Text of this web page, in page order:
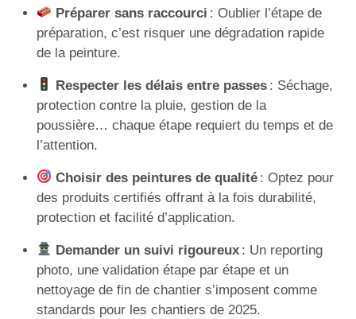
Préparer sans raccourci : Oublier l’étape de
préparation, c’est risquer une dégradation rapide
de la peinture.
Respecter les délais entre passes: Séchage,
protection contre la pluie, gestion de la
poussière… chaque étape requiert du temps et de
l’attention.
Choisir des peintures de qualité: Optez pour
des produits certifiés offrant à la fois durabilité,
protection et facilité d’application.
Demander un suivi rigoureux: Un reporting
photo, une validation étape par étape et un
nettoyage de fin de chantier s’imposent comme
standards pour les chantiers de 2025.